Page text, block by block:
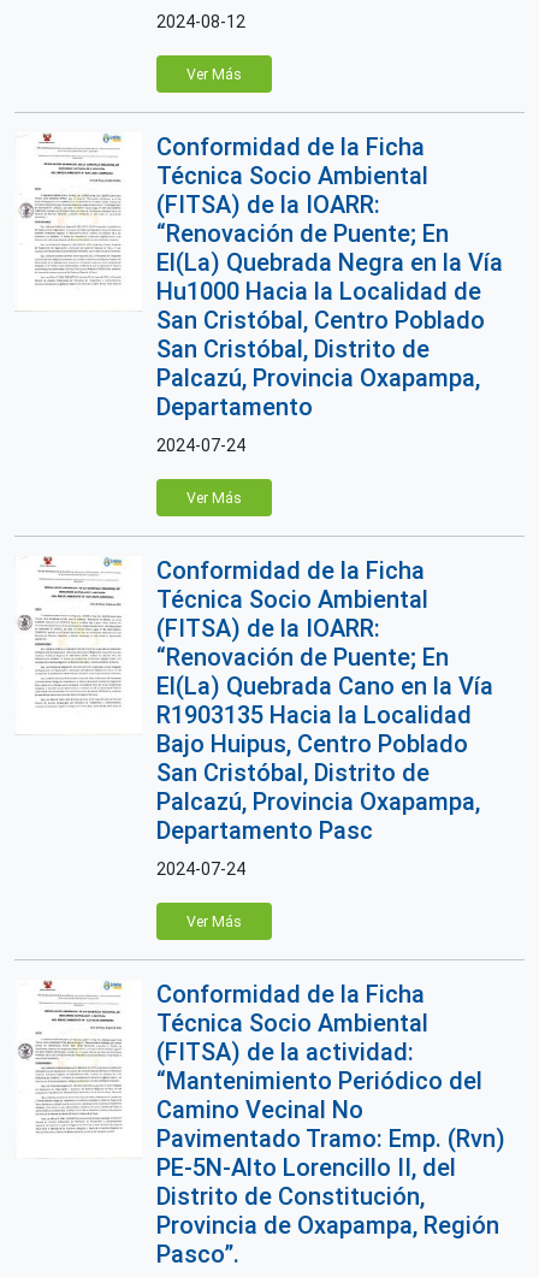
2024-08-12
Ver Más
Conformidad de la Ficha
Técnica Socio Ambiental
(FITSA) de la IOARR:
“Renovación de Puente; En
El(La) Quebrada Negra en la Vía
Hu1000 Hacia la Localidad de
San Cristóbal, Centro Poblado
San Cristóbal, Distrito de
Palcazú, Provincia Oxapampa,
Departamento
2024-07-24
Ver Más
Conformidad de la Ficha
Técnica Socio Ambiental
(FITSA) de la IOARR:
“Renovación de Puente; En
El(La) Quebrada Cano en la Vía
R1903135 Hacia la Localidad
Bajo Huipus, Centro Poblado
San Cristóbal, Distrito de
Palcazú, Provincia Oxapampa,
Departamento Pasc
2024-07-24
Ver Más
Conformidad de la Ficha
Técnica Socio Ambiental
(FITSA) de la actividad:
“Mantenimiento Periódico del
Camino Vecinal No
Pavimentado Tramo: Emp. (Rvn)
PE-5N-Alto Lorencillo II, del
Distrito de Constitución,
Provincia de Oxapampa, Región
Pasco”.